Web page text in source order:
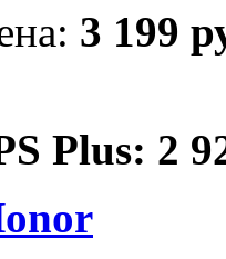
3 199
Plus: 2